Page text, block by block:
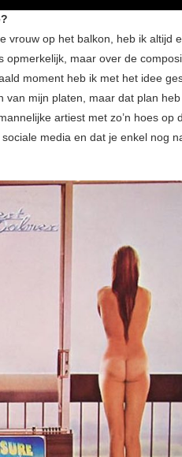
vrouw op het balkon, heb ik altijd
opmerkelijk, maar over de
moment heb ik met het idee
mijn platen, maar dat plan
artiest met zo’n hoes op
media en dat je enkel nog